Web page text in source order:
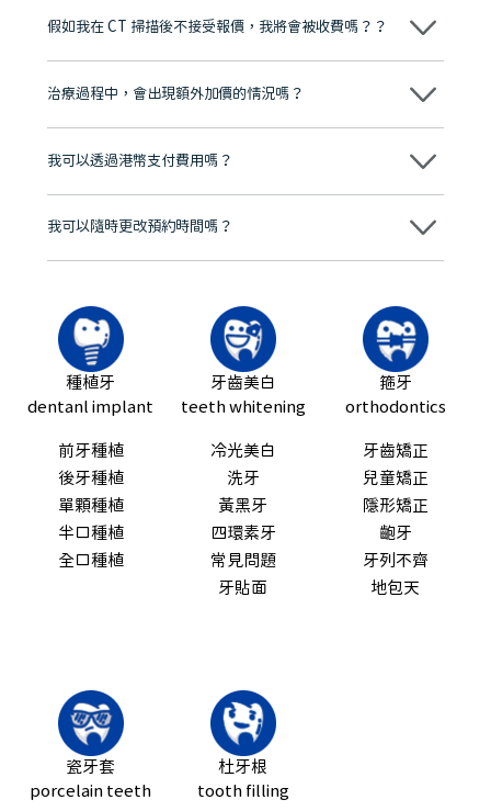
牌」、「2025香港企業領袖品牌」，是諾貝爾種植系統全球放心植牙中
至今已服務超過三十個國家和地區的顧客，受到粵港澳大灣區及周邊城
市市民極高的口碑評價及信任推薦 珠海、深圳設有八大分院，香港亦設
有咨詢及服務保障中心，有任何問題都可以隨時預約免費咨詢，讓人十
假如我在 CT 掃描後不接受報價，我將會被收費嗎？？
不會！只要未開始實際服務之前，你不會被收取任何費用。
治療過程中，會出現額外加價的情況嗎？
不會，治療前我們會詳細說明治療方案及對應的價錢，顧客同意並簽字
我可以透過港幣支付費用嗎？
可以。維港口腔會按照當日匯率轉算收取費用，而匯率會及時告知客人
我可以隨時更改預約時間嗎？
可以，請盡早通過wechat或whatsapp聯絡我們，告知我們你原本預約
種植牙
dentanl implant
前牙種植
後牙種植
單顆種植
半口種植
全口種植
牙齒美白
teeth whitening
冷光美白
洗牙
黃黑牙
四環素牙
常見問題
牙貼面
箍牙
orthodontics
牙齒矯正
兒童矯正
隱形矯正
齙牙
牙列不齊
地包天
瓷牙套
porcelain teeth
杜牙根
tooth filling